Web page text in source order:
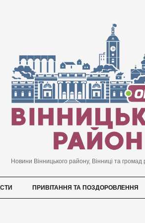
Новини Вінницького району, Вінниці та громад
ПРИВІТАННЯ ТА ПОЗДОРОВЛЕННЯ